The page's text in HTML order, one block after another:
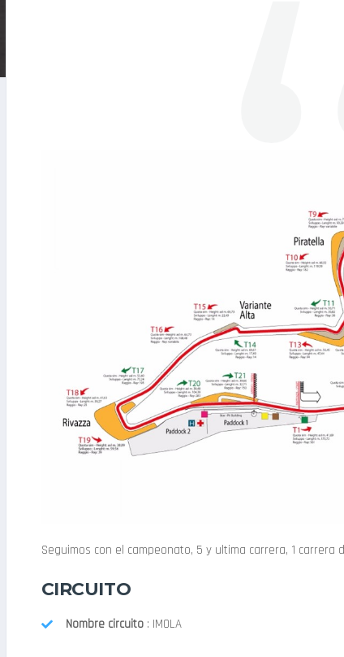
Seguimos con el campeonato, 5 y ultima carrera, 1 carrera
CIRCUITO
Nombre circuito: IMOLA